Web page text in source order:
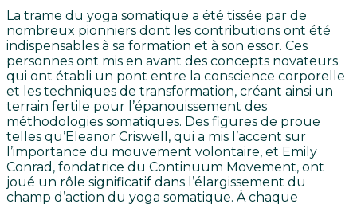
La trame du yoga somatique a été tissée par de
nombreux pionniers dont les contributions ont été
indispensables à sa formation et à son essor. Ces
personnes ont mis en avant des concepts novateurs
qui ont établi un pont entre la conscience corporelle
et les techniques de transformation, créant ainsi un
terrain fertile pour l’épanouissement des
méthodologies somatiques. Des figures de proue
telles qu’Eleanor Criswell, qui a mis l’accent sur
l’importance du mouvement volontaire, et Emily
Conrad, fondatrice du Continuum Movement, ont
joué un rôle significatif dans l’élargissement du
champ d’action du yoga somatique. À chaque